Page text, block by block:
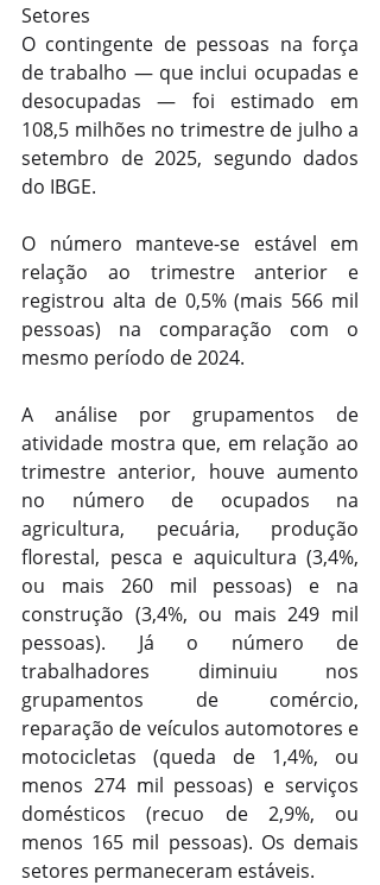
Setores
O contingente de pessoas na força
de trabalho — que inclui ocupadas e
desocupadas — foi estimado em
108,5 milhões no trimestre de julho a
setembro de 2025, segundo dados
do IBGE.
O número manteve-se estável em
relação ao trimestre anterior e
registrou alta de 0,5% (mais 566 mil
pessoas) na comparação com o
mesmo período de 2024.
A análise por grupamentos de
atividade mostra que, em relação ao
trimestre anterior, houve aumento
no número de ocupados na
agricultura, pecuária, produção
florestal, pesca e aquicultura (3,4%,
ou mais 260 mil pessoas) e na
construção (3,4%, ou mais 249 mil
pessoas). Já o número de
trabalhadores diminuiu nos
grupamentos de comércio,
reparação de veículos automotores e
motocicletas (queda de 1,4%, ou
menos 274 mil pessoas) e serviços
domésticos (recuo de 2,9%, ou
menos 165 mil pessoas). Os demais
setores permaneceram estáveis.